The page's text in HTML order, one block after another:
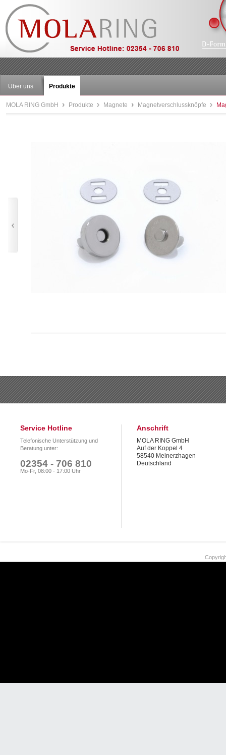
Über uns Produkte
MOLA RING GmbH Produkte Magnete Magnetverschlussknöpfe
Service Hotline
Telefonische Unterstützung und
Beratung unter:
02354 - 706 810
Mo-Fr, 08:00 - 17:00 Uhr
Anschrift
MOLA RING GmbH
Auf der Koppel 4
58540 Meinerzhagen
Deutschland